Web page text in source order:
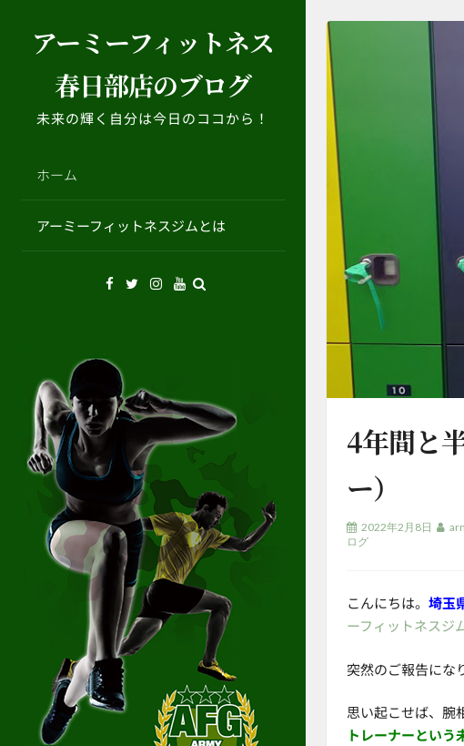
アーミーフィットネス
春日部店のブログ
未来の輝く自分は今日のココから！
ホーム
アーミーフィットネスジムとは
Facebook
TwitterInstagram
YouTube
4年間と
ー）
2022年2月8日
ログ
こんにちは。 埼玉
ーフィットネスジ
突然のご報告にな
思い起こせば、腕
トレーナーという